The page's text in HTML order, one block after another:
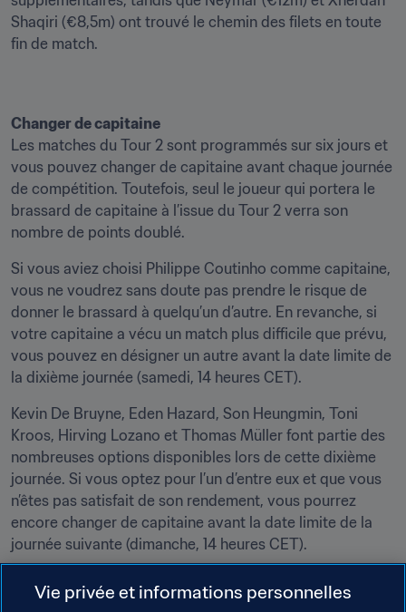
Shaqiri (€8,5m) ont trouvé le chemin des filets en toute
fin de match.
Changer de capitaine
Les matches du Tour 2 sont programmés sur six jours et
vous pouvez changer de capitaine avant chaque journée
de compétition. Toutefois, seul le joueur qui portera le
brassard de capitaine à l’issue du Tour 2 verra son
nombre de points doublé.
Si vous aviez choisi Philippe Coutinho comme capitaine,
vous ne voudrez sans doute pas prendre le risque de
donner le brassard à quelqu’un d’autre. En revanche, si
votre capitaine a vécu un match plus difficile que prévu,
vous pouvez en désigner un autre avant la date limite de
la dixième journée (samedi, 14 heures CET).
Kevin De Bruyne, Eden Hazard, Son Heungmin, Toni
Kroos, Hirving Lozano et Thomas Müller font partie des
nombreuses options disponibles lors de cette dixième
journée. Si vous optez pour l’un d’entre eux et que vous
n’êtes pas satisfait de son rendement, vous pourrez
encore changer de capitaine avant la date limite de la
journée suivante (dimanche, 14 heures CET).
Si l’un de vos titulaires n’a pas été performant, il peut
Vie privée et informations personnelles